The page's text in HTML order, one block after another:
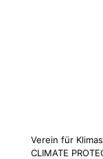
Verein für
CLIMATE